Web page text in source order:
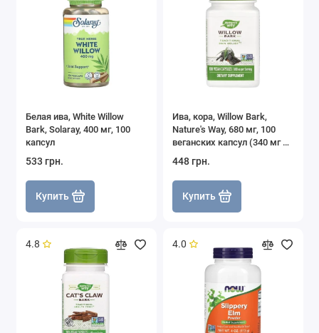
Белая ива, White Willow
Bark, Solaray, 400 мг, 100
капсул
533 грн.
Купить
Ива, кора, Willow Bark,
Nature's Way, 680 мг, 100
веганских капсул (340 мг на
448 грн.
Купить
4.8 4.0